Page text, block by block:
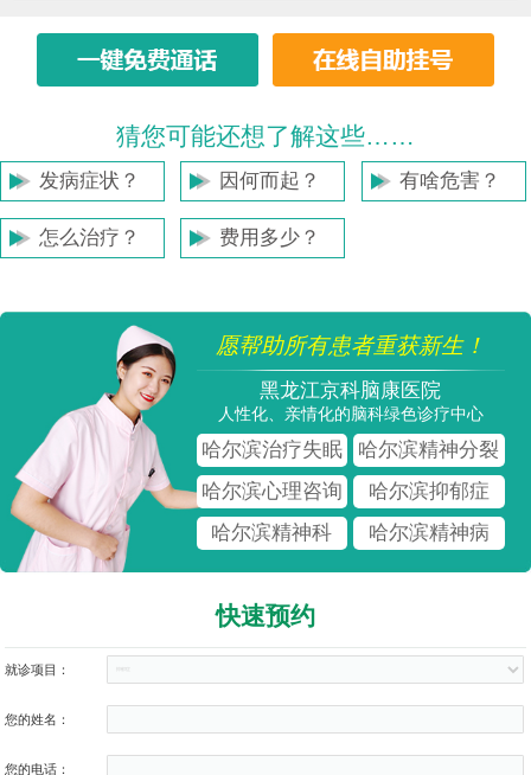
猜您可能还想了解这些……
发病症状？ 因何而起？ 有啥危害？
怎么治疗？ 费用多少？
愿帮助所有患者重获新生！
黑龙江京科脑康医院
人性化、亲情化的脑科绿色诊疗中心
哈尔滨治疗失眠
哈尔滨精神分裂
哈尔滨心理咨询
哈尔滨抑郁症
哈尔滨精神科
哈尔滨精神病
快速预约
就诊项目：
您的姓名：
您的电话：